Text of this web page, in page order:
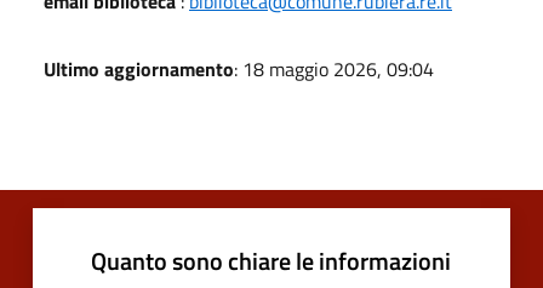
Ultimo aggiornamento: 18 maggio 2026, 09:04
Quanto sono chiare le informazioni